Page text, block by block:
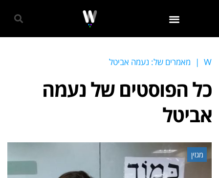
W
| מאמרים של: נעמה אביטל
כל הפוסטים שלנעמה
אביטל
מגזין